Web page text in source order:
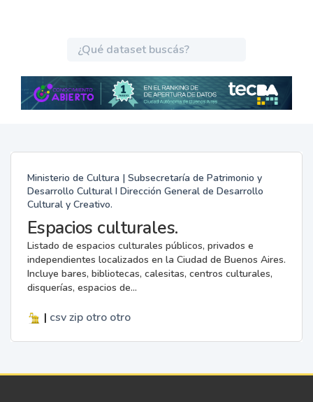
Ministerio de Cultura | Subsecretaría de Patrimonio y
Desarrollo Cultural I Dirección General de Desarrollo
Cultural y Creativo.
Espacios culturales.
Listado de espacios culturales públicos, privados e
independientes localizados en la Ciudad de Buenos Aires.
Incluye bares, bibliotecas, calesitas, centros culturales,
disquerías, espacios de...
| csv zip otro otro